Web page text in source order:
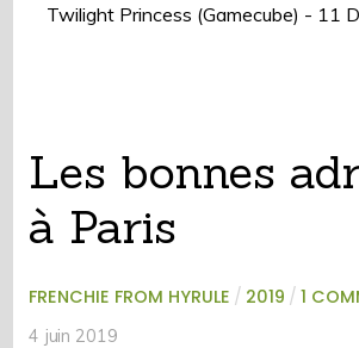
Twilight Princess (Gamecube) - 11
Les bonnes
à Paris
FRENCHIE FROM HYRULE / 2019 / 1
4 juin 2019